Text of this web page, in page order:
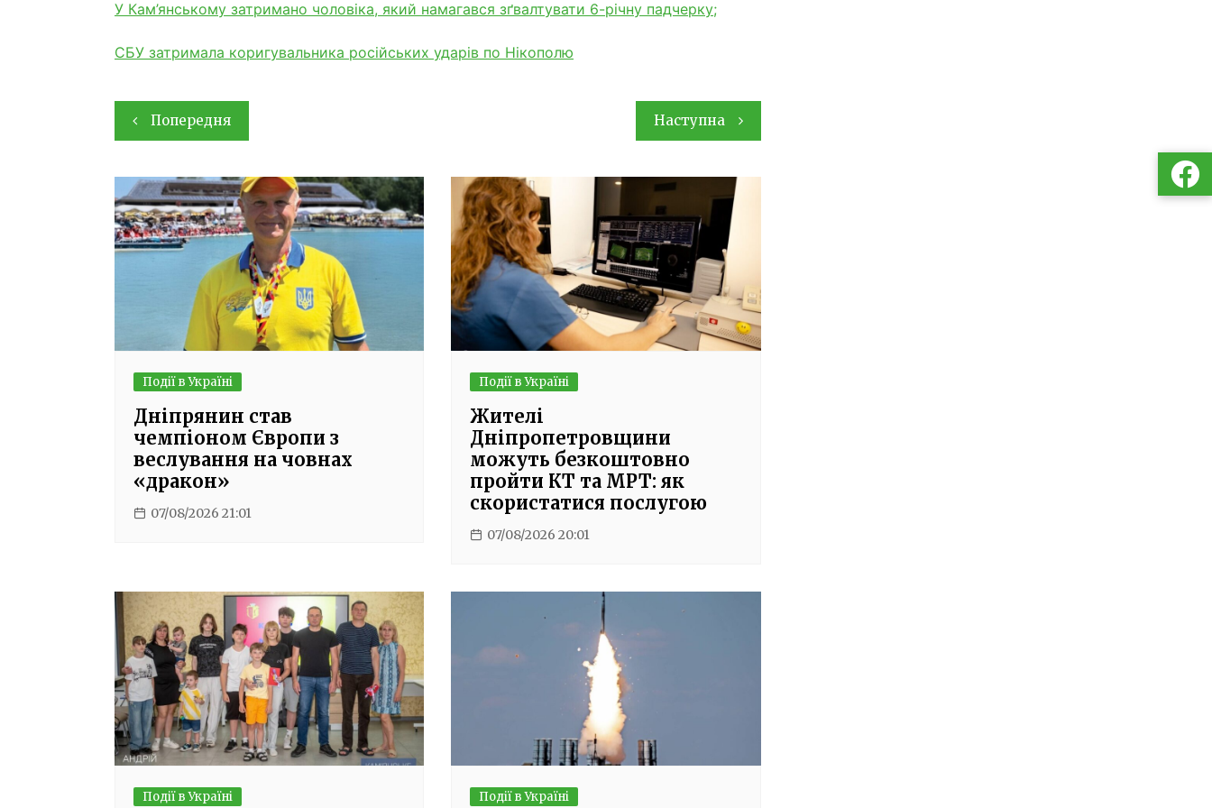
У Кам’янському затримано чоловіка, який намагався зґвалтувати 6-річну падчерку;
СБУ затримала коригувальника російських ударів по Нікополю
Навігація
записів
Попередня Наступна
Події в Україні
Дніпрянин став
чемпіоном Європи з
веслування на човнах
«дракон»
07/08/2026 21:01
Події в Україні
Жителі
Дніпропетровщини
можуть безкоштовно
пройти КТ та МРТ: як
скористатися послугою
07/08/2026 20:01
Події в Україні Події в Україні